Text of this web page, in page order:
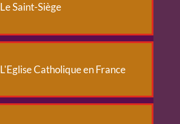
Le Saint-Siège
L'Eglise Catholique en France